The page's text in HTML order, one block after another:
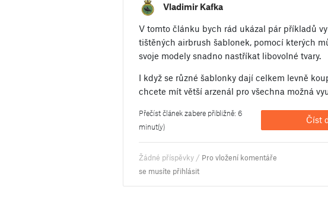
Vladimir Kafka
V tomto článku bych rád ukázal pár příkladů
tištěných airbrush šablonek, pomocí kterých
svoje modely snadno nastříkat libovolné tvary.
I když se různé šablonky dají celkem levně
chcete mít větší arzenál pro všechna možná
Přečíst článek zabere přibližně: 6
minut(y)
Číst
Žádné příspěvky / Pro vložení komentáře
se musíte přihlásit